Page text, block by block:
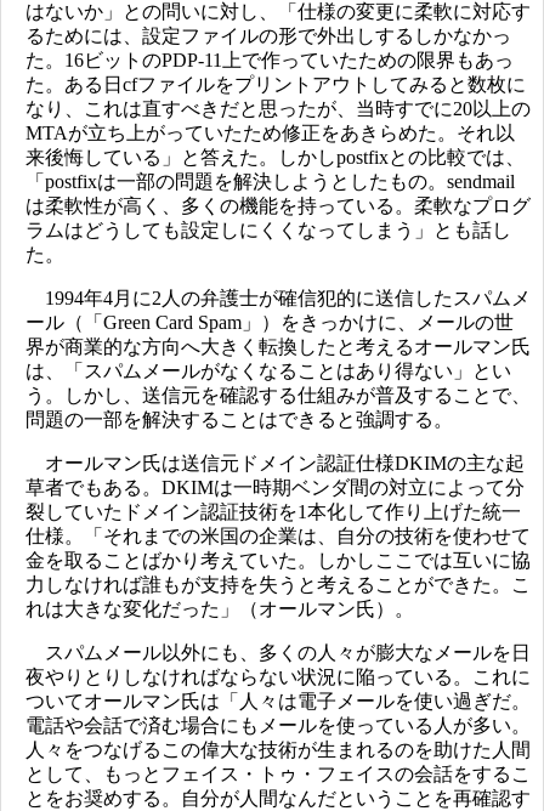
はないか」との問いに対し、「仕様の変更に柔軟に対応す
るためには、設定ファイルの形で外出しするしかなかっ
た。16ビットのPDP-11上で作っていたための限界もあっ
た。ある日cfファイルをプリントアウトしてみると数枚に
なり、これは直すべきだと思ったが、当時すでに20以上の
MTAが立ち上がっていたため修正をあきらめた。それ以
来後悔している」と答えた。しかしpostfixとの比較では、
「postfixは一部の問題を解決しようとしたもの。sendmail
は柔軟性が高く、多くの機能を持っている。柔軟なプログ
ラムはどうしても設定しにくくなってしまう」とも話し
た。
1994年4月に2人の弁護士が確信犯的に送信したスパムメ
ール（「Green Card Spam」）をきっかけに、メールの世
界が商業的な方向へ大きく転換したと考えるオールマン氏
は、「スパムメールがなくなることはあり得ない」とい
う。しかし、送信元を確認する仕組みが普及することで、
問題の一部を解決することはできると強調する。
オールマン氏は送信元ドメイン認証仕様DKIMの主な起
草者でもある。DKIMは一時期ベンダ間の対立によって分
裂していたドメイン認証技術を1本化して作り上げた統一
仕様。「それまでの米国の企業は、自分の技術を使わせて
金を取ることばかり考えていた。しかしここでは互いに協
力しなければ誰もが支持を失うと考えることができた。こ
れは大きな変化だった」（オールマン氏）。
スパムメール以外にも、多くの人々が膨大なメールを日
夜やりとりしなければならない状況に陥っている。これに
ついてオールマン氏は「人々は電子メールを使い過ぎだ。
電話や会話で済む場合にもメールを使っている人が多い。
人々をつなげるこの偉大な技術が生まれるのを助けた人間
として、もっとフェイス・トゥ・フェイスの会話をするこ
とをお奨めする。自分が人間なんだということを再確認す